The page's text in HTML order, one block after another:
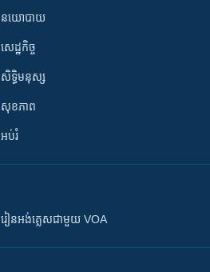
នយោបាយ
សេដ្ឋកិច្ច
សិទ្ធិមនុស្ស
សុខភាព
អប់រំ
រៀន​​​​​​អង់គ្លេស​​ជាមួយ VOA